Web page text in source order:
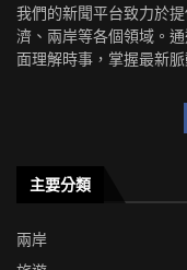
我們的新聞平台致力於
濟、兩岸等各個領域。
面理解時事，掌握最新脈
主要分類
兩岸